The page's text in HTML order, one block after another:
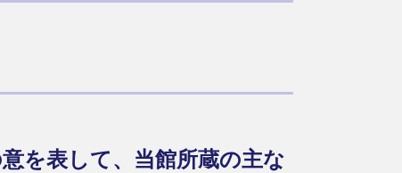
を表して、当館所蔵の主な